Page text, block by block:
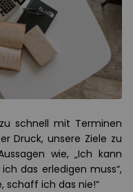
schnell mit Terminen
Druck, unsere Ziele zu
wie, „Ich kann
das erledigen muss“,
schaff ich das nie!“